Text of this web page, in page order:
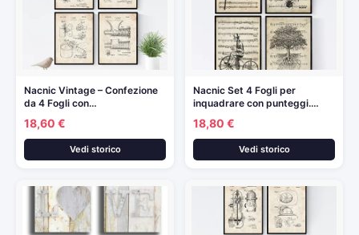
Nacnic Vintage – Confezione
da 4 Fogli con…
18,60 €
Vedi storico
Nacnic Set 4 Fogli per
inquadrare con punteggi.…
18,80 €
Vedi storico